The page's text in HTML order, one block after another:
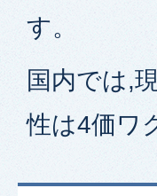
す。
国内では,
性は4価ワ